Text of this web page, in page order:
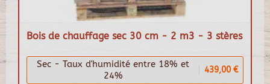
Bois de chauffage sec 30 cm - 2 m3 - 3 stères
Sec - Taux d'humidité entre 18% et
24%
439,00 €